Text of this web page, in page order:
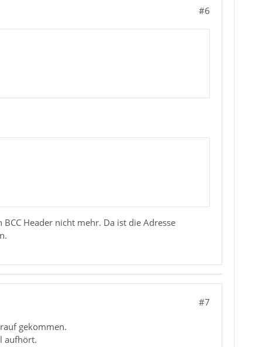
#6
Header nicht mehr. Da ist die Adresse
#7
gekommen.
aufhört.